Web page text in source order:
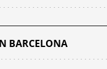
BARCELONA